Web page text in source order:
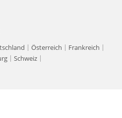
Österreich
Frankreich
Schweiz